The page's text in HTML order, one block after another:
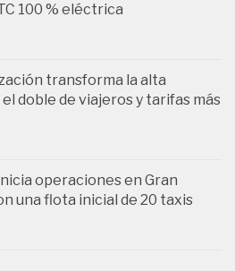
100 % eléctrica
transforma la alta
doble de viajeros y tarifas más
operaciones en Gran
una flota inicial de 20 taxis